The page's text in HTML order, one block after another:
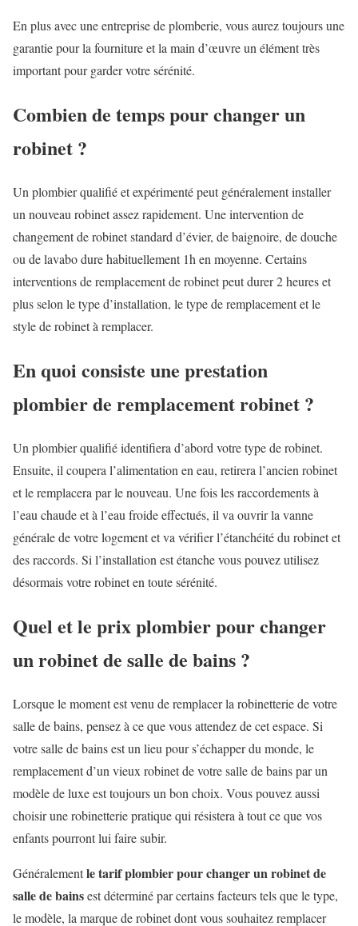
En plus avec une entreprise de plomberie, vous aurez toujours une
garantie pour la fourniture et la main d’œuvre un élément très
important pour garder votre sérénité.
Combien de temps pour changer un
robinet ?
Un plombier qualifié et expérimenté peut généralement installer
un nouveau robinet assez rapidement. Une intervention de
changement de robinet standard d’évier, de baignoire, de douche
ou de lavabo dure habituellement 1h en moyenne. Certains
interventions de remplacement de robinet peut durer 2 heures et
plus selon le type d’installation, le type de remplacement et le
style de robinet à remplacer.
En quoi consiste une prestation
plombier de remplacement robinet ?
Un plombier qualifié identifiera d’abord votre type de robinet.
Ensuite, il coupera l’alimentation en eau, retirera l’ancien robinet
et le remplacera par le nouveau. Une fois les raccordements à
l’eau chaude et à l’eau froide effectués, il va ouvrir la vanne
générale de votre logement et va vérifier l’étanchéité du robinet et
des raccords. Si l’installation est étanche vous pouvez utilisez
désormais votre robinet en toute sérénité.
Quel et le prix plombier pour changer
un robinet de salle de bains ?
Lorsque le moment est venu de remplacer la robinetterie de votre
salle de bains, pensez à ce que vous attendez de cet espace. Si
votre salle de bains est un lieu pour s’échapper du monde, le
remplacement d’un vieux robinet de votre salle de bains par un
modèle de luxe est toujours un bon choix. Vous pouvez aussi
choisir une robinetterie pratique qui résistera à tout ce que vos
enfants pourront lui faire subir.
Généralementle tarif plombier pour changer un robinet de
salle de bainsest déterminé par certains facteurs tels que le type,
le modèle, la marque de robinet dont vous souhaitez remplacer